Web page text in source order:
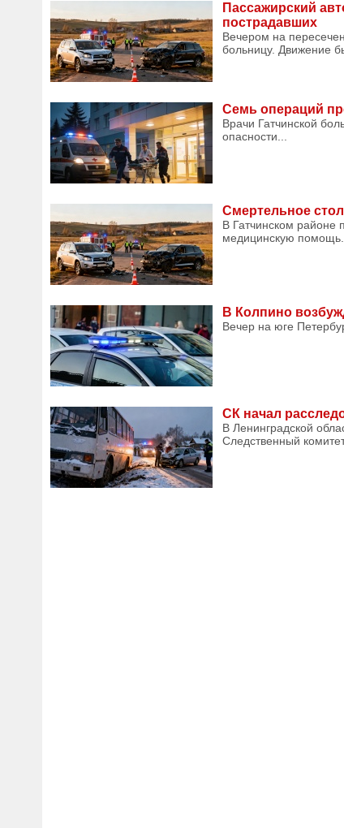
Пассажирский
пострадавших
Вечером на
больницу. Движение
Семь операций
Врачи Гатчинской
опасности...
Смертельное
В Гатчинском районе
медицинскую помощь.
В Колпино
Вечер на юге
СК начал
В Ленинградской
Следственный